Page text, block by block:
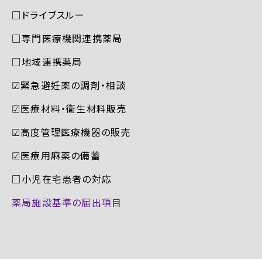
□ドライブスルー
□専門医療機関連携薬局
□地域連携薬局
☑︎緊急避妊薬の調剤・相談
☑︎医療材料・衛生材料販売
☑︎高度管理医療機器の販売
☑︎医療用麻薬の備蓄
□小児在宅患者の対応
薬局施設基準の届出項目